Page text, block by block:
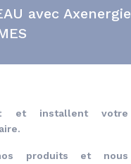
avec Axenergie
et installent votre
produits et nous